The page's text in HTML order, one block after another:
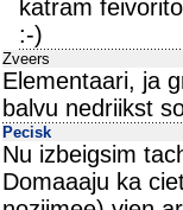
katram
:-)
Zveers
Elementaari, ja
balvu nedriikst
Pecisk
Nu izbeigsim
Domaaaju ka